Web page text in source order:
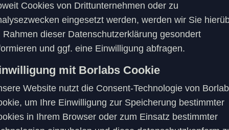
Cookies von Drittunternehmen oder zu
eingesetzt werden, werden wir Sie
Rahmen dieser Datenschutzerklärung gesondert
und ggf. eine Einwilligung abfragen.
mit Borlabs Cookie
Website nutzt die Consent-Technologie von
um Ihre Einwilligung zur Speicherung bestimmter
in Ihrem Browser oder zum Einsatz bestimmter